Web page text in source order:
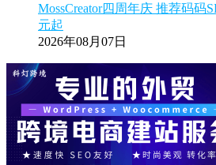
MossCreator四周年庆 推荐码码
元起
2026年08月07日